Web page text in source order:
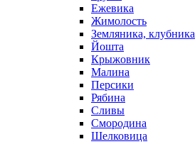
Ежевика
Жимолость
Земляника, клубника
Йошта
Крыжовник
Малина
Персики
Рябина
Сливы
Смородина
Шелковица